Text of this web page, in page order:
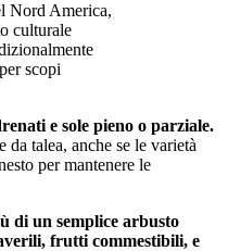
Nord America,
culturale
scopi
e sole pieno o parziale.
da talea, anche se le varietà
per mantenere le
di un semplice arbusto
frutti commestibili, e